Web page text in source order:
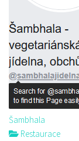
Šambhala
Restaurace